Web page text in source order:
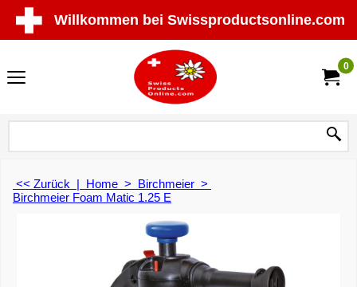
Willkommen bei Swissproductsonline.com
0
<< Zurück | Home > Birchmeier >
Birchmeier Foam Matic 1.25 E